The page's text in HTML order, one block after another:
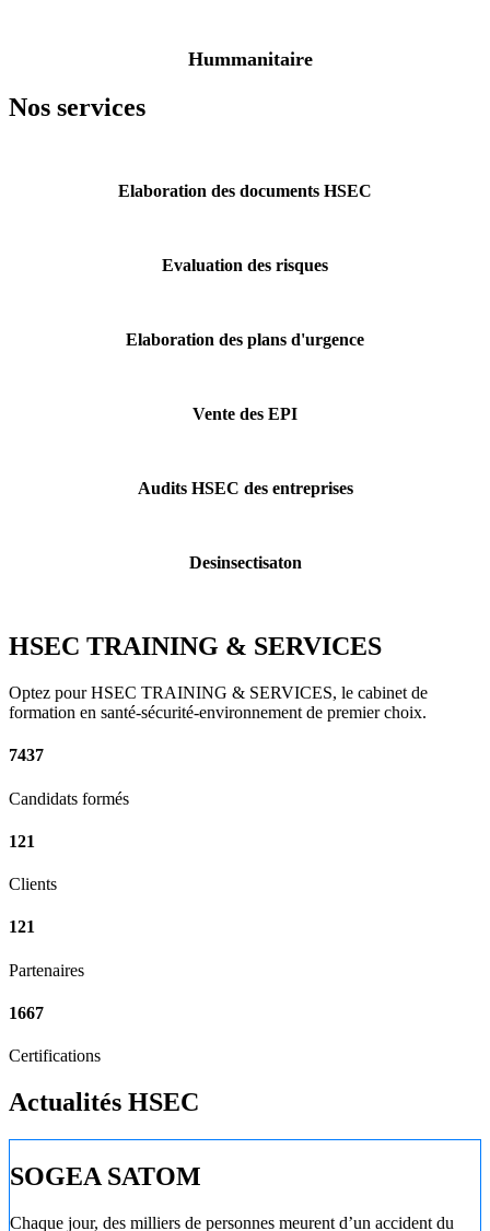
Hummanitaire
Nos services
Elaboration des documents HSEC
Evaluation des risques
Elaboration des plans d'urgence
Vente des EPI
Audits HSEC des entreprises
Desinsectisaton
HSEC TRAINING & SERVICES
Optez pour HSEC TRAINING & SERVICES, le cabinet de
formation en santé-sécurité-environnement de premier choix.
7437
Candidats formés
121
Clients
121
Partenaires
1667
Certifications
Actualités HSEC
SOGEA SATOM
Chaque jour, des milliers de personnes meurent d’un accident du